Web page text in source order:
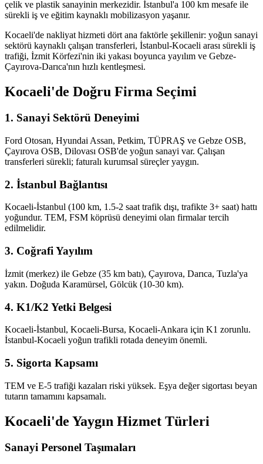
çelik ve plastik sanayinin merkezidir. İstanbul'a 100 km mesafe ile
sürekli iş ve eğitim kaynaklı mobilizasyon yaşanır.
Kocaeli'de nakliyat hizmeti dört ana faktörle şekillenir: yoğun sanayi
sektörü kaynaklı çalışan transferleri, İstanbul-Kocaeli arası sürekli iş
trafiği, İzmit Körfezi'nin iki yakası boyunca yayılım ve Gebze-
Çayırova-Darıca'nın hızlı kentleşmesi.
Kocaeli'de Doğru Firma Seçimi
1. Sanayi Sektörü Deneyimi
Ford Otosan, Hyundai Assan, Petkim, TÜPRAŞ ve Gebze OSB,
Çayırova OSB, Dilovası OSB'de yoğun sanayi var. Çalışan
transferleri sürekli; faturalı kurumsal süreçler yaygın.
2. İstanbul Bağlantısı
Kocaeli-İstanbul (100 km, 1.5-2 saat trafik dışı, trafikte 3+ saat) hattı
yoğundur. TEM, FSM köprüsü deneyimi olan firmalar tercih
edilmelidir.
3. Coğrafi Yayılım
İzmit (merkez) ile Gebze (35 km batı), Çayırova, Darıca, Tuzla'ya
yakın. Doğuda Karamürsel, Gölcük (10-30 km).
4. K1/K2 Yetki Belgesi
Kocaeli-İstanbul, Kocaeli-Bursa, Kocaeli-Ankara için K1 zorunlu.
İstanbul-Kocaeli yoğun trafikli rotada deneyim önemli.
5. Sigorta Kapsamı
TEM ve E-5 trafiği kazaları riski yüksek. Eşya değer sigortası beyan
tutarın tamamını kapsamalı.
Kocaeli'de Yaygın Hizmet Türleri
Sanayi Personel Taşımaları